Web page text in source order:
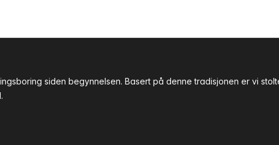
siden begynnelsen. Basert på denne tradisjonen er vi